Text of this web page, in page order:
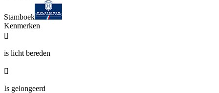
Stamboek
Kenmerken

is licht bereden

Is gelongeerd